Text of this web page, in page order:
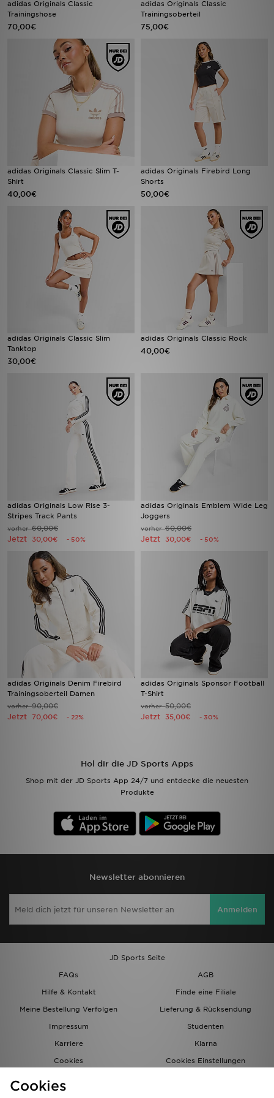
adidas Originals Classic
Trainingshose
70,00€
adidas Originals Classic
Trainingsoberteil
75,00€
adidas Originals Classic Slim T-
Shirt
40,00€
adidas Originals Firebird Long
Shorts
50,00€
adidas Originals Classic Slim
Tanktop
30,00€
adidas Originals Classic Rock
40,00€
adidas Originals Low Rise 3-
Stripes Track Pants
vorher60,00€
Jetzt 30,00€ - 50%
adidas Originals Emblem Wide Leg
Joggers
vorher60,00€
Jetzt 30,00€ - 50%
adidas Originals Denim Firebird
Trainingsoberteil Damen
vorher90,00€
Jetzt 70,00€ - 22%
adidas Originals Sponsor Football
T-Shirt
vorher50,00€
Jetzt 35,00€ - 30%
Hol dir die JD Sports Apps
Shop mit der JD Sports App 24/7 und entdecke die neuesten
Produkte
Newsletter abonnieren
Anmelden
JD Sports Seite
FAQs
AGB
Hilfe & Kontakt
Finde eine Filiale
Meine Bestellung Verfolgen
Lieferung & Rücksendung
Impressum
Studenten
Karriere
Klarna
Cookies
Cookies Einstellungen
Filialfinder
Hilfe & Kontakt
Geschenkgutschein
Studenten
Blog
Cookies